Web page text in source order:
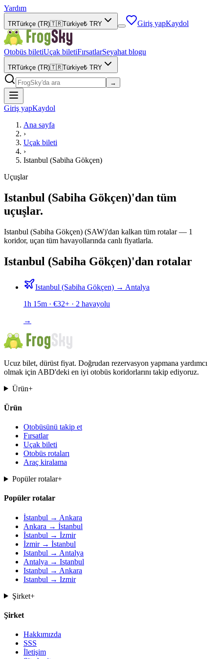
Yardım
TRTürkçe (TR)🇹🇷Türkiye₺ TRY Giriş yapKaydol
Otobüs biletiUçak biletiFırsatlarSeyahat blogu
TRTürkçe (TR)🇹🇷Türkiye₺ TRY
→
Giriş yapKaydol
Ana sayfa
›
Uçak bileti
›
Istanbul (Sabiha Gökçen)
Uçuşlar
Istanbul (Sabiha Gökçen)'dan tüm
uçuşlar.
Istanbul (Sabiha Gökçen) (SAW)'dan kalkan tüm rotalar — 1
koridor, uçan tüm havayollarında canlı fiyatlarla.
Istanbul (Sabiha Gökçen)'dan rotalar
Istanbul (Sabiha Gökçen) → Antalya
1h 15m · €32+ · 2 havayolu
→
Ucuz bilet, dürüst fiyat. Doğrudan rezervasyon yapmana yardımcı
olmak için ABD'deki en iyi otobüs koridorlarını takip ediyoruz.
Ürün+
Ürün
Otobüsünü takip et
Fırsatlar
Uçak bileti
Otobüs rotaları
Araç kiralama
Popüler rotalar+
Popüler rotalar
İstanbul → Ankara
Ankara → İstanbul
İstanbul → İzmir
İzmir → İstanbul
Istanbul → Antalya
Antalya → Istanbul
Istanbul → Ankara
Istanbul → Izmir
Şirket+
Şirket
Hakkımızda
SSS
İletişim